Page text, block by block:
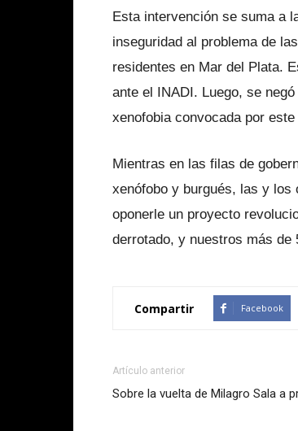
Esta intervención se suma a
inseguridad al problema de
residentes en Mar del Plata.
ante el INADI. Luego, se
xenofobia convocada por
Mientras en las filas de
xenófobo y burgués, las y los
oponerle un proyecto
derrotado, y nuestros más
Compartir Facebook
Artículo anterior
Sobre la vuelta de Milagro Sala a